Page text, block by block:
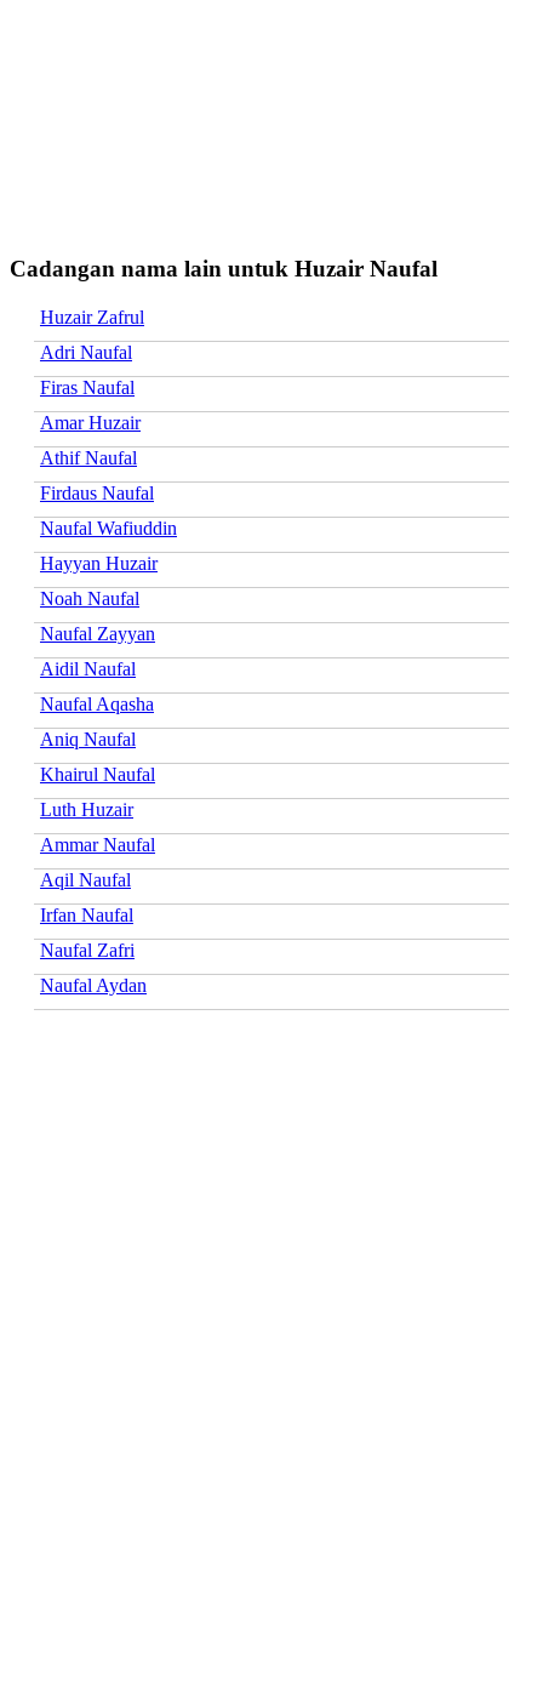
Cadangan nama lain untuk Huzair Naufal
Huzair Zafrul
Adri Naufal
Firas Naufal
Amar Huzair
Athif Naufal
Firdaus Naufal
Naufal Wafiuddin
Hayyan Huzair
Noah Naufal
Naufal Zayyan
Aidil Naufal
Naufal Aqasha
Aniq Naufal
Khairul Naufal
Luth Huzair
Ammar Naufal
Aqil Naufal
Irfan Naufal
Naufal Zafri
Naufal Aydan